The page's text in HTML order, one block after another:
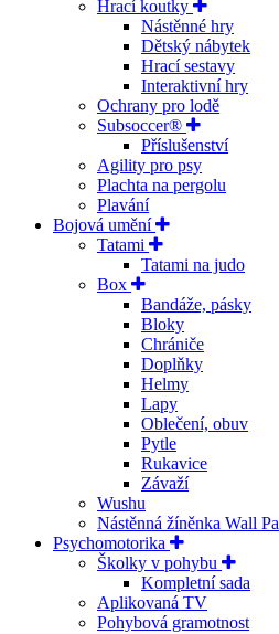
Hrací koutky
Nástěnné hry
Dětský nábytek
Hrací sestavy
Interaktivní hry
Ochrany pro lodě
Subsoccer®
Příslušenství
Agility pro psy
Plachta na pergolu
Plavání
Bojová umění
Tatami
Tatami na judo
Box
Bandáže, pásky
Bloky
Chrániče
Doplňky
Helmy
Lapy
Oblečení, obuv
Pytle
Rukavice
Závaží
Wushu
Nástěnná žíněnka Wall
Psychomotorika
Školky v pohybu
Kompletní sada
Aplikovaná TV
Pohybová gramotnost